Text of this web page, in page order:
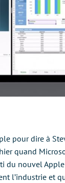
pour dire à
quand
nouvel Apple
l’industrie et